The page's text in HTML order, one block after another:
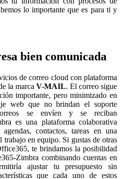
lo importante que es para ti y
bien comunicada
de correo cloud con plataforma
la marca V-MAIL. El correo sigue
importante, pero minimizado en
web que no brindan el soporte
se envíen y se reciban
es una plataforma colaborativa
contactos, tareas en una
en equipo. Si gustas de otras
te brindamos la posibilidad
Zimbra combinando cuentas en
ajustar tu presupuesto sin
que cada uno de estos